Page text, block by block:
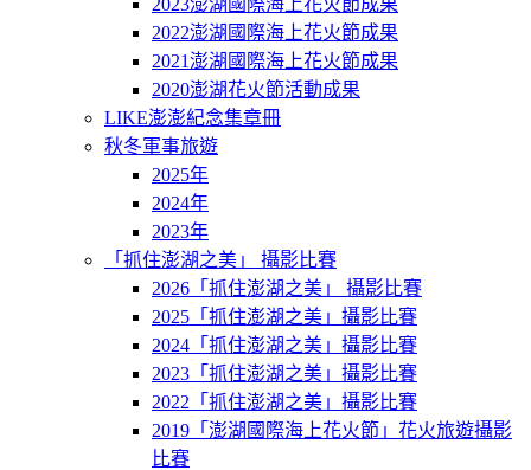
2022澎湖國際海上花火節成果
2021澎湖國際海上花火節成果
2020澎湖花火節活動成果
LIKE澎澎紀念集章冊
秋冬軍事旅遊
2025年
2024年
2023年
「抓住澎湖之美」 攝影比賽
2026「抓住澎湖之美」 攝影比賽
2025「抓住澎湖之美」攝影比賽
2024「抓住澎湖之美」攝影比賽
2023「抓住澎湖之美」攝影比賽
2022「抓住澎湖之美」攝影比賽
2019「澎湖國際海上花火節」花火旅遊攝影
比賽